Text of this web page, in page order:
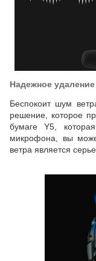
Надежное
Беспокоит шум
решение, которое
бумаге Y5,
микрофона,
вы
ветра является